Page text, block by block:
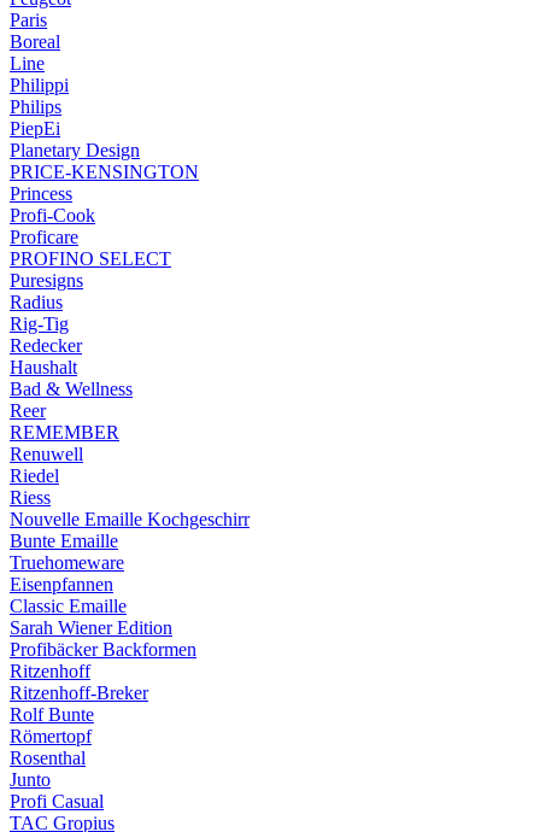
Paris
Boreal
Line
Philippi
Philips
PiepEi
Planetary Design
PRICE-KENSINGTON
Princess
Profi-Cook
Proficare
PROFINO SELECT
Puresigns
Radius
Rig-Tig
Redecker
Haushalt
Bad & Wellness
Reer
REMEMBER
Renuwell
Riedel
Riess
Nouvelle Emaille Kochgeschirr
Bunte Emaille
Truehomeware
Eisenpfannen
Classic Emaille
Sarah Wiener Edition
Profibäcker Backformen
Ritzenhoff
Ritzenhoff-Breker
Rolf Bunte
Römertopf
Rosenthal
Junto
Profi Casual
TAC Gropius